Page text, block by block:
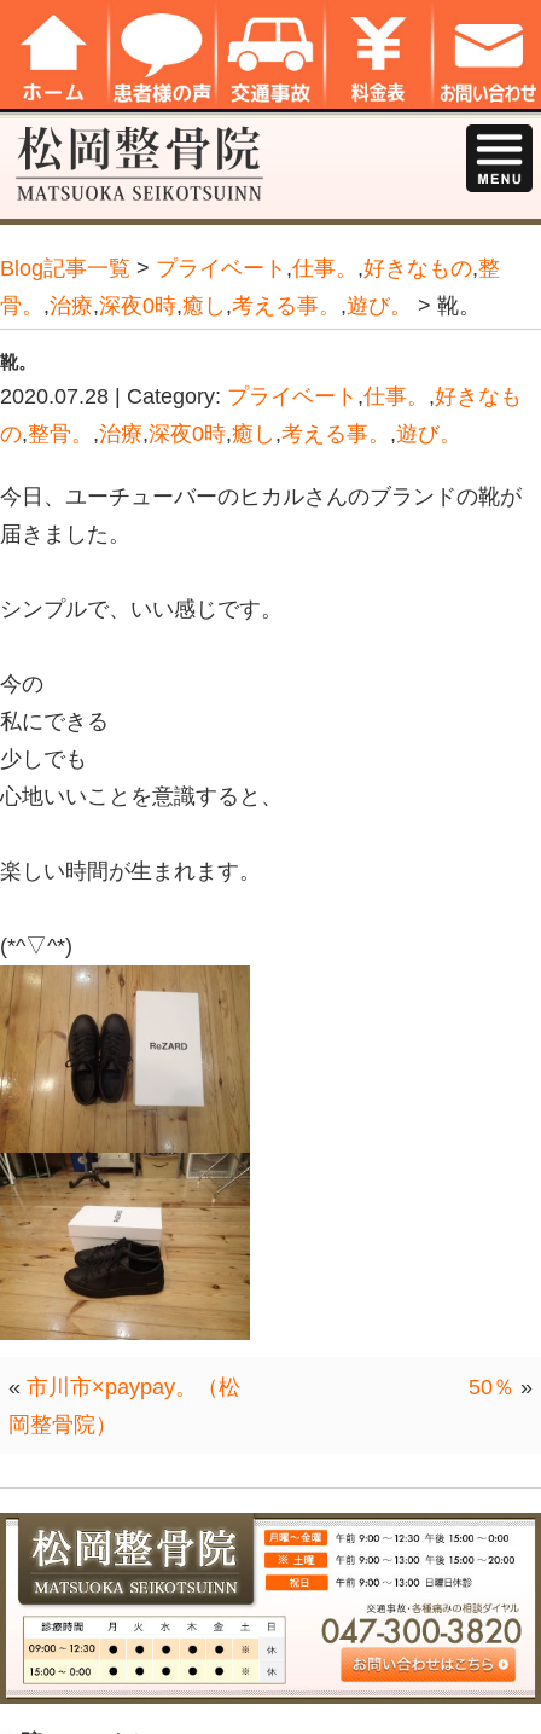
Blog記事一覧> プライベート 仕事。
骨。,治療,深夜0時,癒し,考える事。
靴。
の 整骨。 , 治療, 深夜0時
今日、ユーチューバーのヒカルさん
届きました。
シンプルで、いい感じです。
今の
私にできる
少しでも
心地いいことを意識すると、
楽しい時間が生まれます。
(*^▽^*)